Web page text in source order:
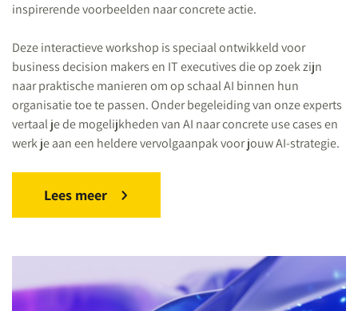
inspirerende voorbeelden naar concrete actie.
Deze interactieve workshop is speciaal ontwikkeld voor
businessdecision makersen IT executivesdieop zoek zijn
naar praktische manieren omop schaalAI binnen hun
organisatie toe te passen. Onder begeleiding van onze experts
vertaal je de mogelijkheden van AI naar concrete use cases en
werk je aan een heldere vervolgaanpak voor jouw AI-strategie.
Lees meer